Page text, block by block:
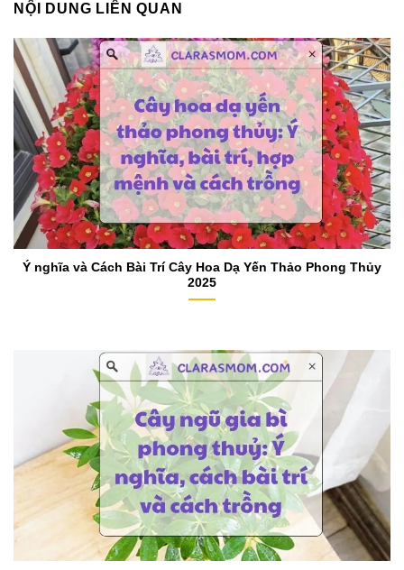
NỘI DUNG LIÊN QUAN
Ý nghĩa và Cách Bài Trí Cây Hoa Dạ Yến Thảo Phong Thủy
2025